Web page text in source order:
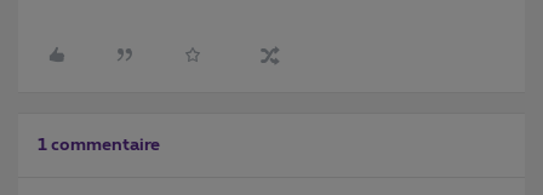
1 commentaire